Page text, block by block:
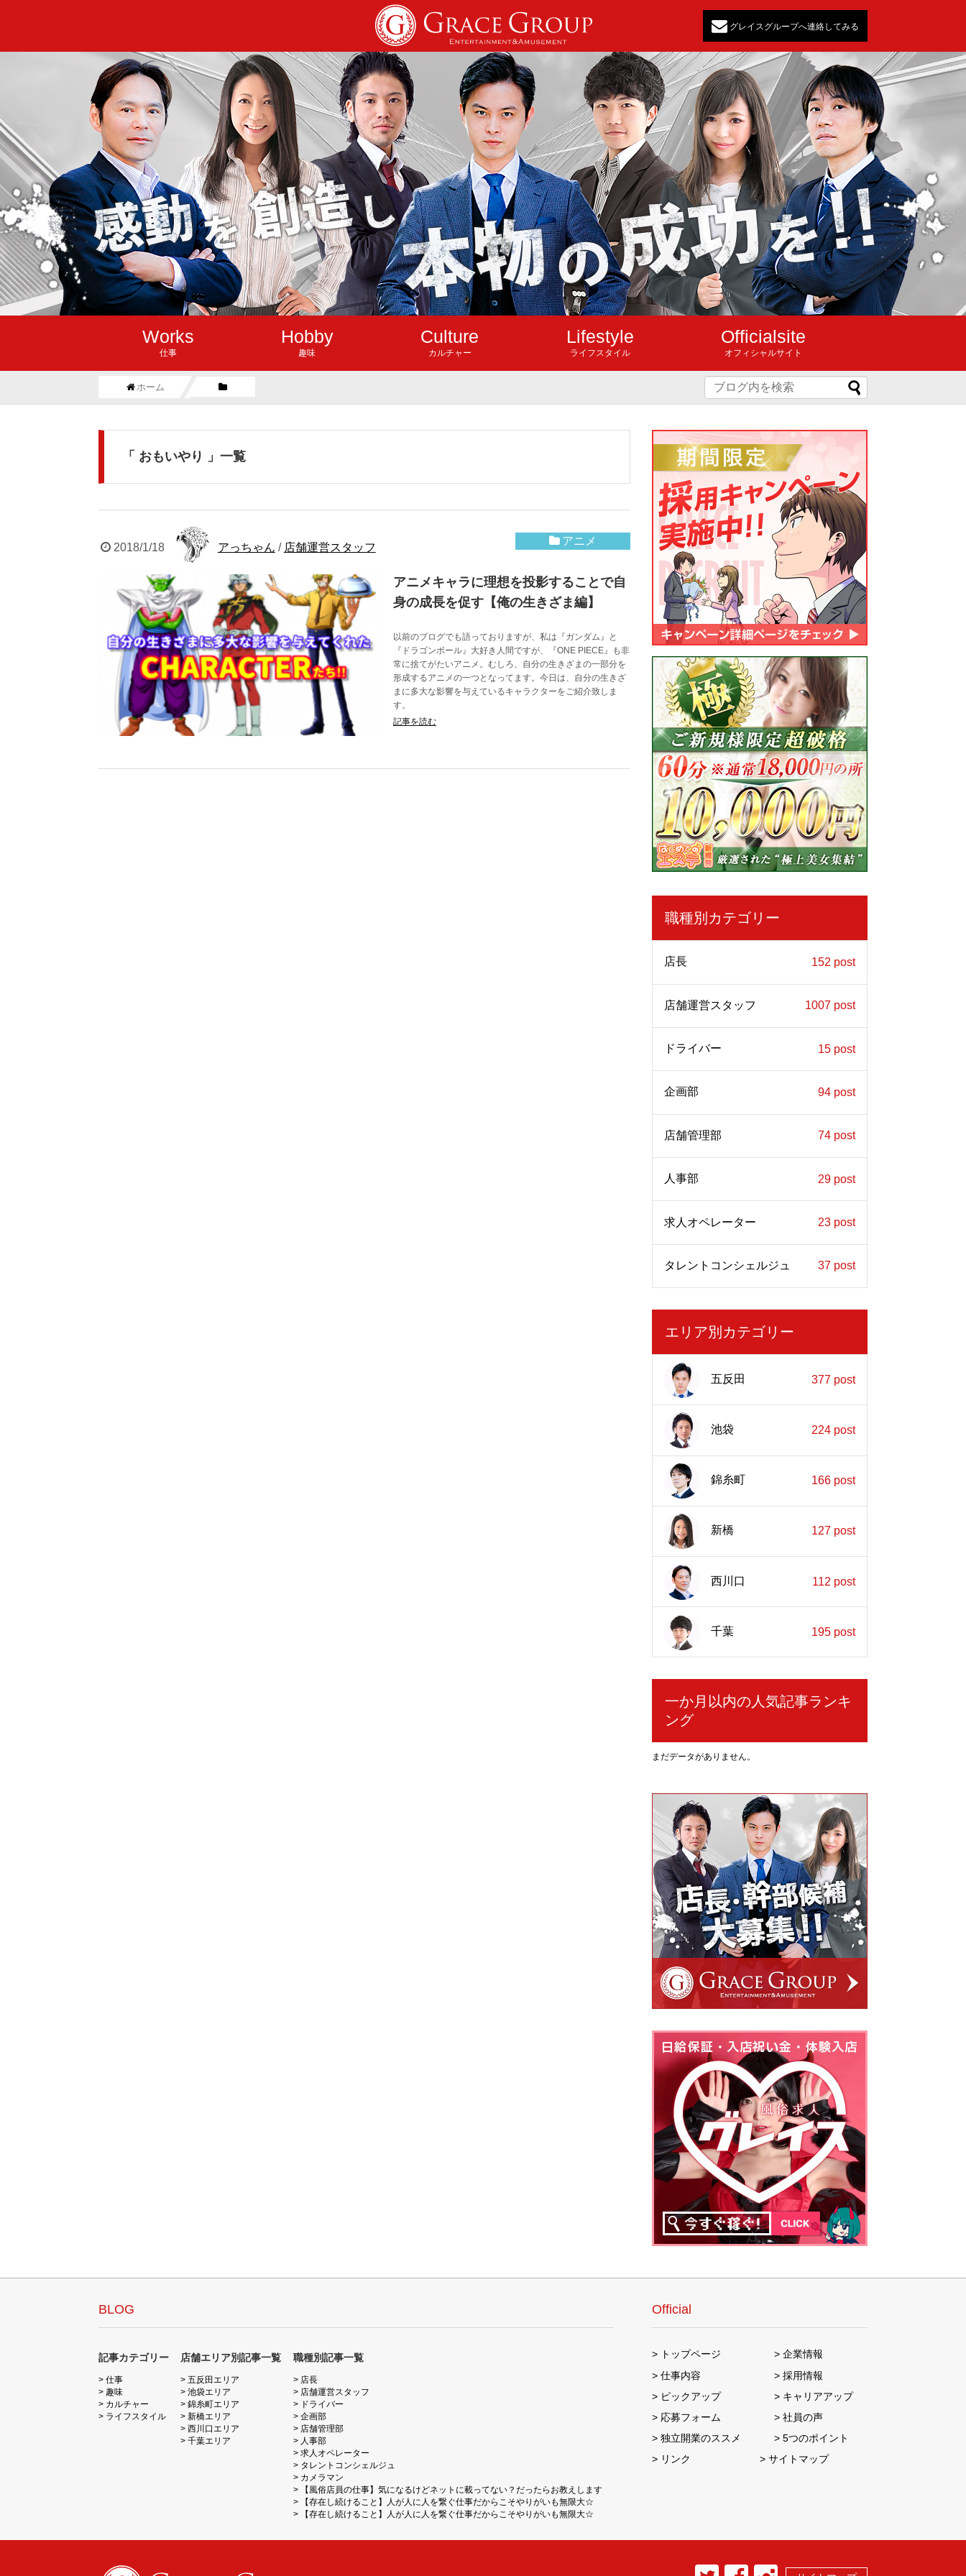
グレイスグループへ連絡してみる
Works
仕事
Hobby
趣味
Culture
カルチャー
Lifestyle
ライフスタイル
Officialsite
オフィシャルサイト
ホーム
「 おもいやり 」一覧
2018/1/18 アっちゃん / 店舗運営スタッフ
アニメ
アニメキャラに理想を投影することで自
身の成長を促す【俺の生きざま編】
以前のブログでも語っておりますが、私は『ガンダム』と
『ドラゴンボール』大好き人間ですが、『ONE PIECE』も非
常に捨てがたいアニメ。むしろ、自分の生きざまの一部分を
形成するアニメの一つとなってます。今日は、自分の生きざ
まに多大な影響を与えているキャラクターをご紹介致しま
す。
記事を読む
職種別カテゴリー
店長 152 post
店舗運営スタッフ 1007 post
ドライバー 15 post
企画部 94 post
店舗管理部 74 post
人事部 29 post
求人オペレーター 23 post
タレントコンシェルジュ 37 post
エリア別カテゴリー
五反田 377 post
池袋 224 post
錦糸町 166 post
新橋 127 post
西川口 112 post
千葉 195 post
一か月以内の人気記事ランキ
ング
まだデータがありません。
BLOG
記事カテゴリー
仕事
趣味
カルチャー
ライフスタイル
店舗エリア別記事一覧
五反田エリア
池袋エリア
錦糸町エリア
新橋エリア
西川口エリア
千葉エリア
職種別記事一覧
店長
店舗運営スタッフ
ドライバー
企画部
店舗管理部
人事部
求人オペレーター
タレントコンシェルジュ
カメラマン
【風俗店員の仕事】気になるけどネットに載ってない？だったらお教えします
【存在し続けること】人が人に人を繋ぐ仕事だからこそやりがいも無限大☆
【存在し続けること】人が人に人を繋ぐ仕事だからこそやりがいも無限大☆
Official
トップページ
企業情報
仕事内容
採用情報
ピックアップ
キャリアアップ
応募フォーム
社員の声
独立開業のススメ
5つのポイント
リンク
サイトマップ